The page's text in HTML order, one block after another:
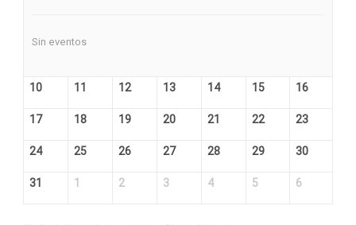
Sin eventos
10 11 12 13 14 15 16
17 18 19 20 21 22 23
24 25 26 27 28 29 30
31 1 2 3 4 5 6